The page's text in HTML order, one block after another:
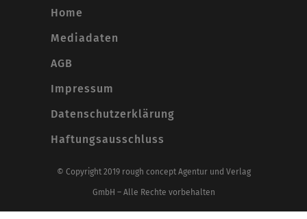
Home
Mediadaten
AGB
Impressum
Datenschutzerklärung
Haftungsausschluss
© Copyright 2019 rough concept Agentur und Verlag
GmbH – Alle Rechte vorbehalten